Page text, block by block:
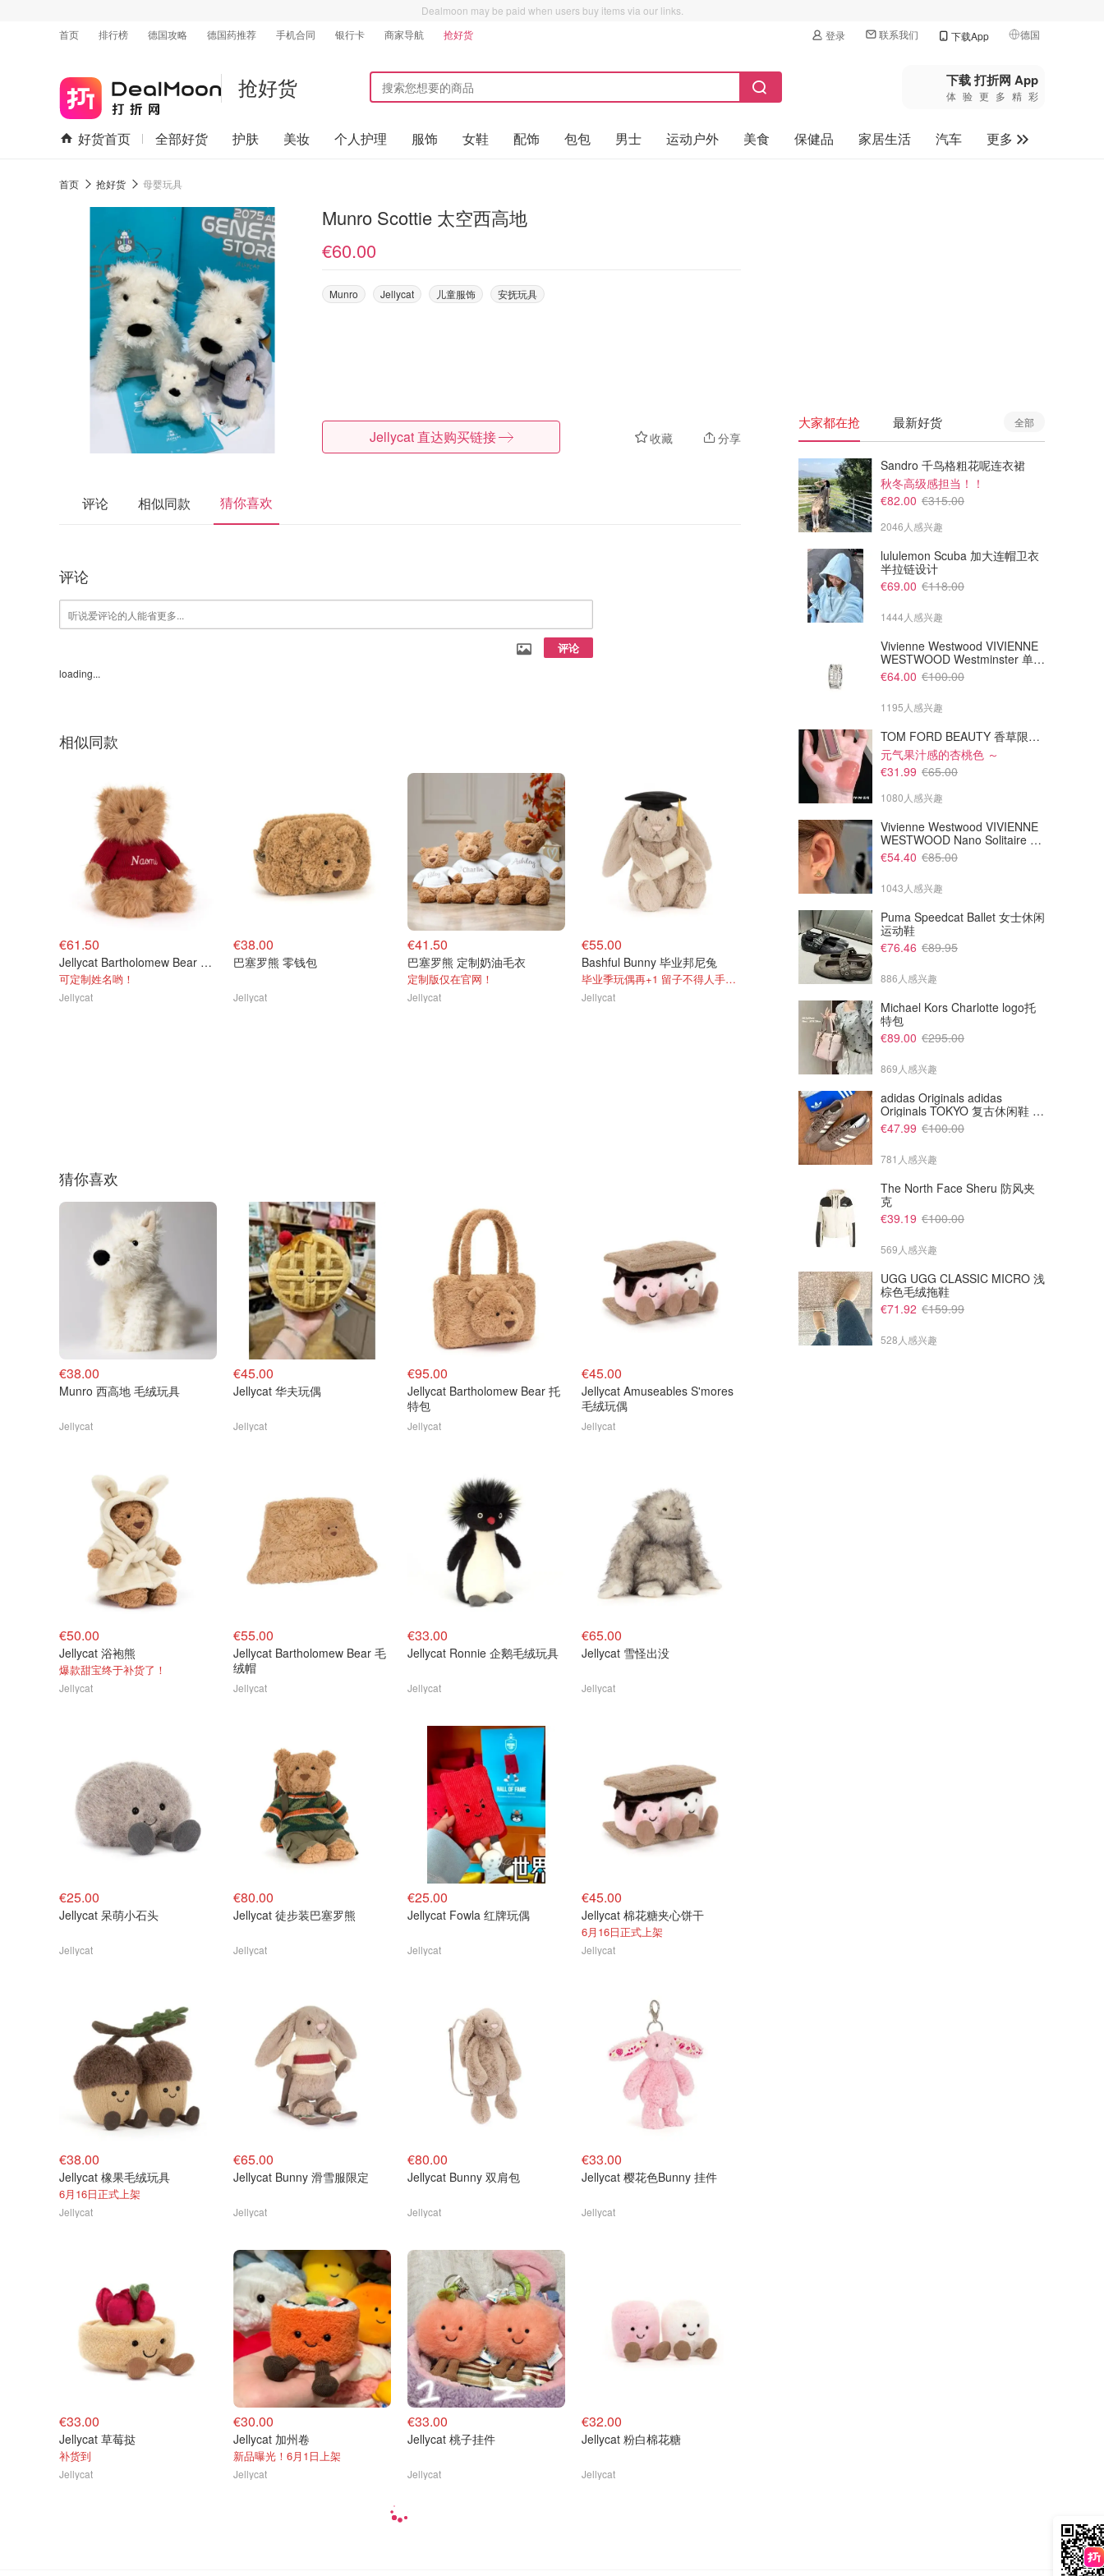
Dealmoon may be paid when users buy items via our links.
首页
排行榜 德国攻略 德国药推荐 手机合同 银行卡 商家导航 抢好货 登录 联系我们 下载App 德国
🇺🇸美国
🇨🇳中国
🇨🇦加拿大
抢好货 下载 打折网 App
体验更多精彩
好货首页 全部好货 护肤 美妆 个人护理 服饰 女鞋 配饰 包包 男士 运动户外 美食 保健品 家居生活 汽车
更多
首页 抢好货 母婴玩具
Munro Scottie 太空西高地
€60.00
Munro Jellycat 儿童服饰 安抚玩具
收藏 分享
Jellycat 直达购买链接
评论 相似同款 猜你喜欢
评论
评论
loading...
相似同款
€61.50
Jellycat Bartholomew Bear 长毛熊定制款
可定制姓名哟！
Jellycat
€38.00
巴塞罗熊 零钱包
Jellycat
€41.50
巴塞罗熊 定制奶油毛衣
定制版仅在官网！
Jellycat
€55.00
Bashful Bunny 毕业邦尼兔
毕业季玩偶再+1 留子不得人手一个？
Jellycat
Amuseables 科学家水煮蛋
俺是蛋，俺也是大名鼎鼎科学家
€33.00
猜你喜欢
€38.00
Munro 西高地 毛绒玩具
Jellycat
€45.00
Jellycat 华夫玩偶
Jellycat
€95.00
Jellycat Bartholomew Bear 托
特包
Jellycat
€45.00
Jellycat Amuseables S'mores
毛绒玩偶
Jellycat
€50.00
Jellycat 浴袍熊
爆款甜宝终于补货了！
Jellycat
€55.00
Jellycat Bartholomew Bear 毛
绒帽
Jellycat
€33.00
Jellycat Ronnie 企鹅毛绒玩具
Jellycat
€65.00
Jellycat 雪怪出没
Jellycat
€25.00
Jellycat 呆萌小石头
Jellycat
€80.00
Jellycat 徒步装巴塞罗熊
Jellycat
€25.00
Jellycat Fowla 红牌玩偶
Jellycat
€45.00
Jellycat 棉花糖夹心饼干
6月16日正式上架
Jellycat
€38.00
Jellycat 橡果毛绒玩具
6月16日正式上架
Jellycat
€65.00
Jellycat Bunny 滑雪服限定
Jellycat
€80.00
Jellycat Bunny 双肩包
Jellycat
€33.00
Jellycat 樱花色Bunny 挂件
Jellycat
€33.00
Jellycat 草莓挞
补货到
Jellycat
€30.00
Jellycat 加州卷
新品曝光！6月1日上架
Jellycat
€33.00
Jellycat 桃子挂件
Jellycat
€32.00
Jellycat 粉白棉花糖
Jellycat
大家都在抢 最新好货 全部
Sandro 千鸟格粗花呢连衣裙
秋冬高级感担当！！
€82.00 €315.00
2046人感兴趣
lululemon Scuba 加大连帽卫衣
半拉链设计
€69.00 €118.00
1444人感兴趣
Vivienne Westwood VIVIENNE
WESTWOOD Westminster 单只
耳环
€64.00 €100.00
1195人感兴趣
TOM FORD BEAUTY 香草限定 镜面唇蜜 #08INHIBITION
元气果汁感的杏桃色 ～
€31.99 €65.00
1080人感兴趣
Vivienne Westwood VIVIENNE
WESTWOOD Nano Solitaire 耳
环
€54.40 €85.00
1043人感兴趣
Puma Speedcat Ballet 女士休闲
运动鞋
€76.46 €89.95
886人感兴趣
Michael Kors Charlotte logo托
特包
€89.00 €295.00
869人感兴趣
adidas Originals adidas
Originals TOKYO 复古休闲鞋 深
棕色
€47.99 €100.00
781人感兴趣
The North Face Sheru 防风夹
克
€39.19 €100.00
569人感兴趣
UGG UGG CLASSIC MICRO 浅
棕色毛绒拖鞋
€71.92 €159.99
528人感兴趣